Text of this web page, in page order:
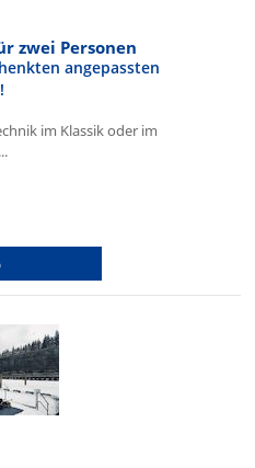
zwei Personen
angepassten
im Klassik oder im